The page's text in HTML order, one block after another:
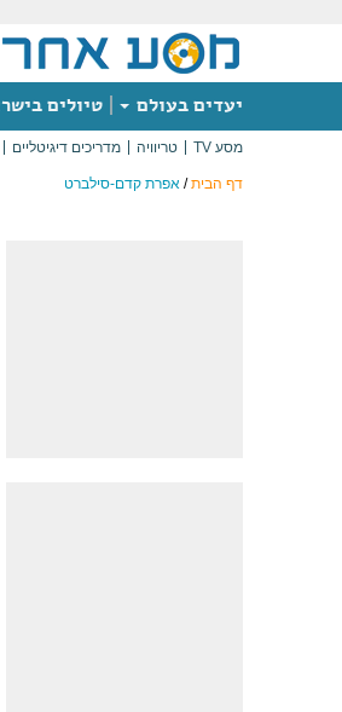
יעדים בעולם טיולים
מסע TV טריוויה מדריכים דיגיטליים
דף הבית/ אפרת קדם-סילברט